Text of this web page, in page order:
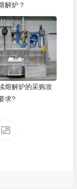
解炉？
熔解炉的采购攻
求?